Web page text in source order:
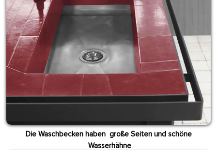
Die Waschbecken haben große Seiten und schöne
Wasserhähne